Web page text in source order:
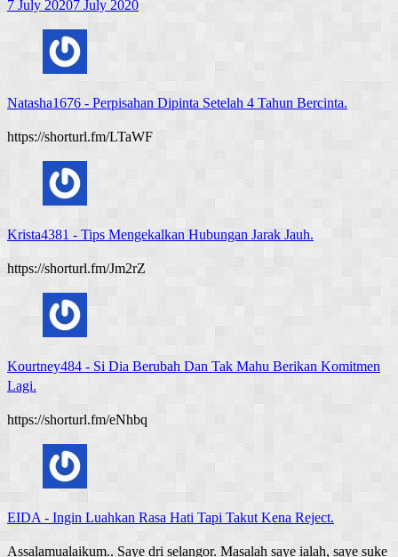
7 July 20207 July 2020
Natasha1676 - Perpisahan Dipinta Setelah 4 Tahun Bercinta.
https://shorturl.fm/LTaWF
Krista4381 - Tips Mengekalkan Hubungan Jarak Jauh.
https://shorturl.fm/Jm2rZ
Kourtney484 - Si Dia Berubah Dan Tak Mahu Berikan Komitmen
Lagi.
https://shorturl.fm/eNhbq
EIDA - Ingin Luahkan Rasa Hati Tapi Takut Kena Reject.
Assalamualaikum.. Saye dri selangor. Masalah saye ialah, saye suke